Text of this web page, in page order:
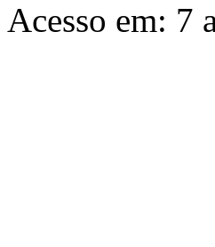
Acesso em: 7